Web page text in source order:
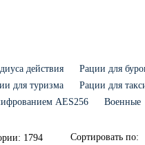
действия Рации для
для туризма Рации для
AES256 Военные
1794 Сортировать по: